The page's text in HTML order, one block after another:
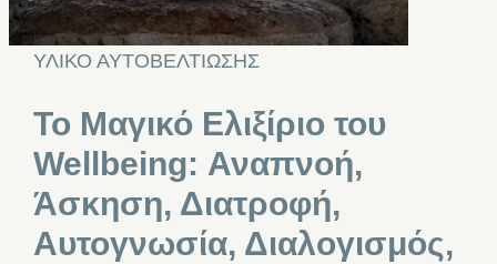
ΥΛΙΚΟ ΑΥΤΟΒΕΛΤΙΩΣΗΣ
Το Μαγικό Ελιξίριο του
Wellbeing: Αναπνοή,
Άσκηση, Διατροφή,
Αυτογνωσία, Διαλογισμός,